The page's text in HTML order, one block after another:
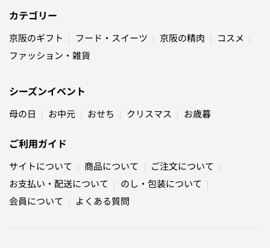
カテゴリー
京阪のギフト フード・スイーツ 京阪の精肉
コスメ
ファッション・雑貨
シーズンイベント
母の日 お中元 おせち クリスマス お歳暮
ご利用ガイド
サイトについて 商品について
ご注文について
お支払い・配送について
のし・包装について
会員について
よくある質問